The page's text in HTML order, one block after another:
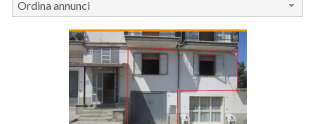
Ordina annunci